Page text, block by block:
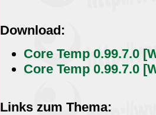
Download:
Core Temp 0.99.7.0
Core Temp 0.99.7.0
Links zum Thema: